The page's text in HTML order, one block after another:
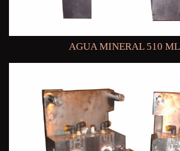
AGUA MINERAL 510 ML